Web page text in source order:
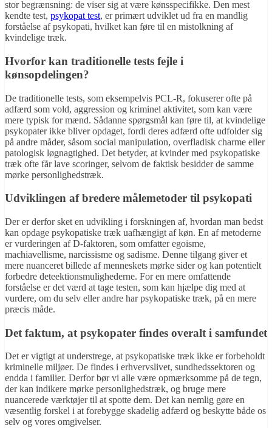
stor begrænsning: de viser sig at være kønsspecifikke. Den mest
kendte test, psykopat test, er primært udviklet ud fra en mandlig
forståelse af psykopati, hvilket kan føre til en mistolkning af
kvindelige træk.
Hvorfor kan traditionelle tests fejle i
kønsopdelingen?
De traditionelle tests, som eksempelvis PCL-R, fokuserer ofte på
adfærd som vold, aggression og kriminel aktivitet, som kan være
mere typisk for mænd. Sådanne spørgsmål kan føre til, at kvindelige
psykopater ikke bliver opdaget, fordi deres adfærd ofte udfolder sig
på andre måder, såsom social manipulation, overfladisk charme eller
patologisk løgnagtighed. Det betyder, at kvinder med psykopatiske
træk ofte får lave scoringer, selvom de faktisk besidder de samme
mørke personlighedstræk.
Udviklingen af bredere målemetoder til psykopati
Der er derfor sket en udvikling i forskningen af, hvordan man bedst
kan opdage psykopatiske træk uafhængigt af køn. En af metoderne
er vurderingen af D-faktoren, som omfatter egoisme,
machiavellisme, narcissisme og sadisme. Denne tilgang giver et
mere nuanceret billede af menneskets mørke sider og kan potentielt
forbedre deteektionsmulighederne. For en mere omfattende
forståelse er det værd at tage testen, som kan hjælpe dig med at
vurdere, om du selv eller andre har psykopatiske træk, på en mere
præcis måde.
Det faktum, at psykopater findes overalt i samfundet
Det er vigtigt at understrege, at psykopatiske træk ikke er forbeholdt
kriminelle miljøer. De findes i erhvervslivet, sundhedssektoren og
endda i familier. Derfor bør vi alle være opmærksomme på de tegn,
der kan indikere mørke personlighedstræk, og bruge mere
nuancerede værktøjer til at spotte dem. Det kan nemlig gøre en
væsentlig forskel i at forebygge skadelig adfærd og beskytte både os
selv og vores omgivelser.